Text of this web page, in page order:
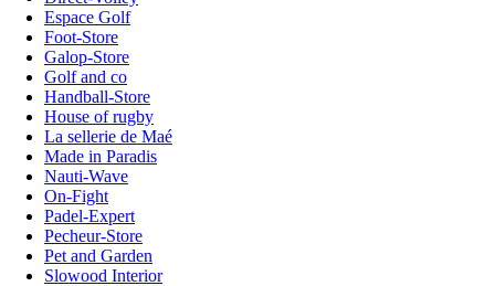
Espace Golf
Foot-Store
Galop-Store
Golf and co
Handball-Store
House of rugby
La sellerie de Maé
Made in Paradis
Nauti-Wave
On-Fight
Padel-Expert
Pecheur-Store
Pet and Garden
Slowood Interior